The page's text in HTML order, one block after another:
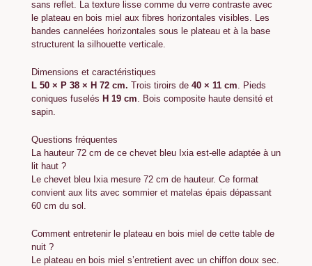
sans reflet. La texture lisse comme du verre contraste avec
le plateau en bois miel aux fibres horizontales visibles. Les
bandes cannelées horizontales sous le plateau et à la base
structurent la silhouette verticale.
Dimensions et caractéristiques
L 50 × P 38 × H 72 cm. Trois tiroirs de 40 × 11 cm. Pieds
coniques fuselés H 19 cm. Bois composite haute densité et
sapin.
Questions fréquentes
La hauteur 72 cm de ce chevet bleu Ixia est-elle adaptée à un
lit haut ?
Le chevet bleu Ixia mesure 72 cm de hauteur. Ce format
convient aux lits avec sommier et matelas épais dépassant
60 cm du sol.
Comment entretenir le plateau en bois miel de cette table de
nuit ?
Le plateau en bois miel s’entretient avec un chiffon doux sec.